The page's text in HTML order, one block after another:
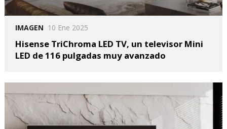
IMAGEN 10 Ene 2025
Hisense TriChroma LED TV, un televisor Mini
LED de 116 pulgadas muy avanzado